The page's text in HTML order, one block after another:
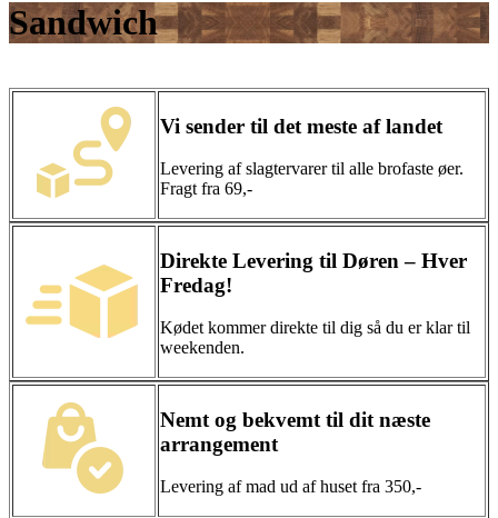
Sandwich
Vi sender til det meste af landet
Levering af slagtervarer til alle brofaste øer.
Fragt fra 69,-
Direkte Levering til Døren – Hver
Fredag!
Kødet kommer direkte til dig så du er klar til
weekenden.
Nemt og bekvemt til dit næste
arrangement
Levering af mad ud af huset fra 350,-